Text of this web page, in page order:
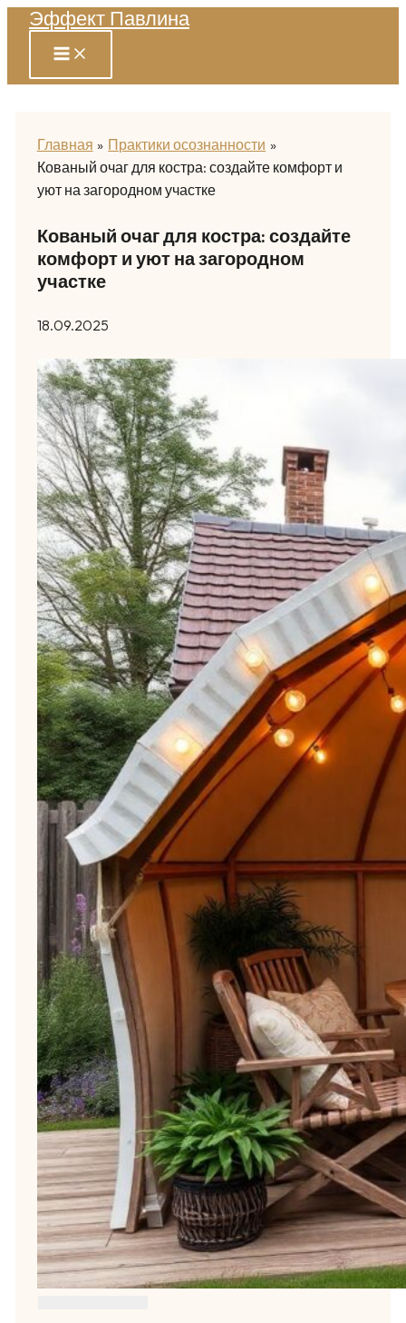
Перейти
содержимому
Эффект Павлина
Главная
Практики осознанности
Кованый очаг для костра: создайте комфорт и
уют на загородном участке
Кованый очаг для костра: создайте
комфорт и уют на загородном
участке
18.09.2025